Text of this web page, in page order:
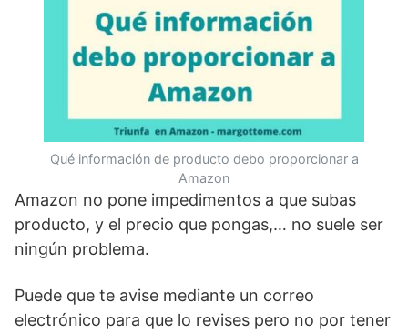
Qué información de producto debo proporcionar a
Amazon
Amazon no pone impedimentos a que subas
producto, y el precio que pongas,… no suele ser
ningún problema.
Puede que te avise mediante un correo
electrónico para que lo revises pero no por tener